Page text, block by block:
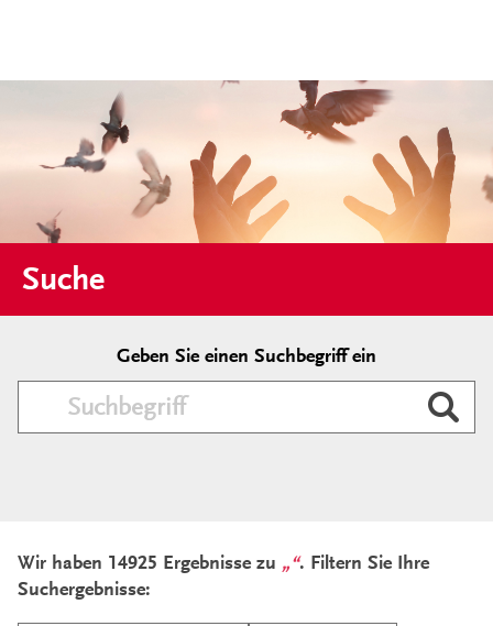
Suche
Geben Sie einen Suchbegriff ein
Wir haben 14925 Ergebnisse zu
. Filtern Sie Ihre
Suchergebnisse: